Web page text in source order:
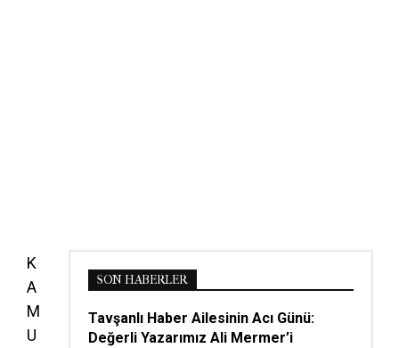
K
A
M
U
SON HABERLER
Tavşanlı Haber Ailesinin Acı Günü:
Değerli Yazarımız Ali Mermer’i